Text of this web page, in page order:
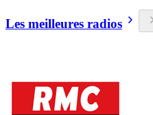
Les meilleures radios